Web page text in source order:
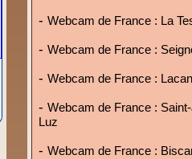
- Webcam de France : La
- Webcam de France :
- Webcam de France :
- Webcam de France :
Luz
- Webcam de France :